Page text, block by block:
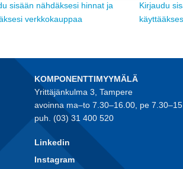
sisään nähdäksesi hinnat ja
verkkokauppaa
Kirjaudu
KOMPONENTTIMYYMÄLÄ
Yrittäjänkulma 3, Tampere
avoinna ma–to 7.30–16.00, pe
puh. (03) 31 400 520
Linkedin
Instagram